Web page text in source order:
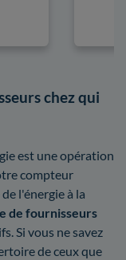
chez qui
est une opération
compteur
l'énergie à la
de fournisseurs
Si vous ne savez
de ceux que